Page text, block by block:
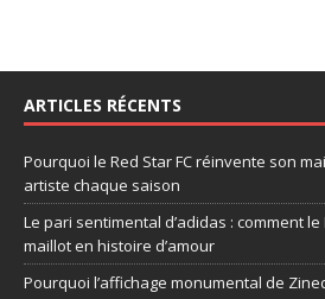
ARTICLES RÉCENTS
Pourquoi le Red Star FC réinvente son
artiste chaque saison
Le pari sentimental d’adidas : comment
maillot en histoire d’amour
Pourquoi l’affichage monumental de